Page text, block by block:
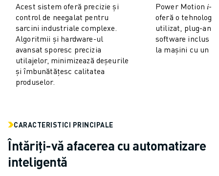
SOLUȚII IIOT
SOLUȚII SMART FACTORY
SOLUȚII SMART FACTORY DE CREȘTEREA EFICIENȚEI PRODUCȚIEI
ÎNREGISTRARE PRODUS » FANUC PORTAL
STUDII DE CAZ
SOLUȚII
INDUSTRII
INDUSTRIA AUTO
ELECTRONICĂ
ALIMENTE ȘI BĂUTURI
INDUSTRIE MEDICALĂ
Acest sistem oferă precizie și
control de neegalat pentru
sarcini industriale complexe.
Algoritmii și hardware-ul
avansat sporesc precizia
utilajelor, minimizează deșeurile
și îmbunătățesc calitatea
produselor.
Power Motion 𝑖-
oferă o
utilizat, plug-
software inclus și
la mașini cu un
CARACTERISTICI PRINCIPALE
Întăriți-vă afacerea cu automatizare
inteligentă